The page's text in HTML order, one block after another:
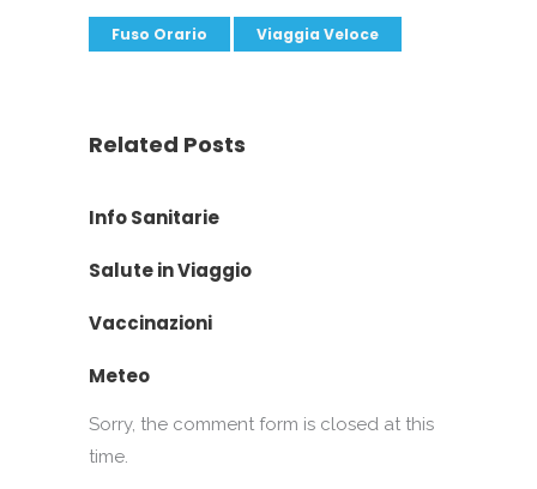
Fuso Orario Viaggia Veloce
Related Posts
Info Sanitarie
Salute in Viaggio
Vaccinazioni
Meteo
Sorry, the comment form is closed at this
time.